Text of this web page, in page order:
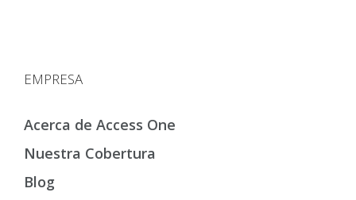
EMPRESA
Acerca de Access One
Nuestra Cobertura
Blog